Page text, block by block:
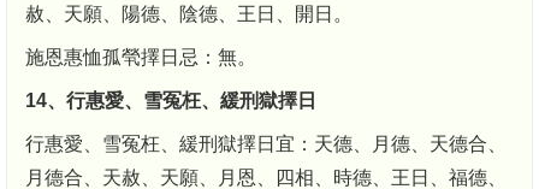
赦、天願、陽德、陰德、王日、開日。
施恩惠恤孤煢擇日忌：無。
14、行惠愛、雪冤枉、緩刑獄擇日
行惠愛、雪冤枉、緩刑獄擇日宜：天德、月德、天德合、
月德合、天赦、天願、月恩、四相、時德、王日、福德、